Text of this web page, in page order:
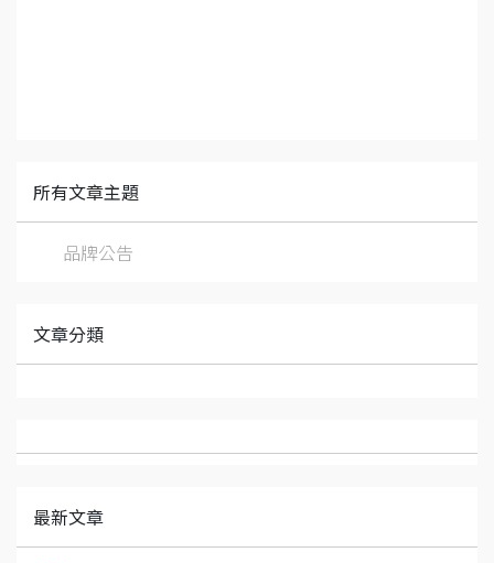
所有文章主題
品牌公告
文章分類
最新文章